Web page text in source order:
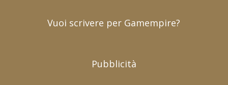
Vuoi scrivere per Gamempire?
Pubblicità